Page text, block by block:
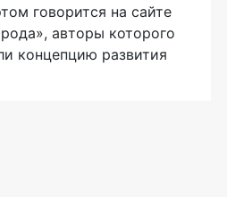
говорится на сайте
авторы которого
концепцию развития